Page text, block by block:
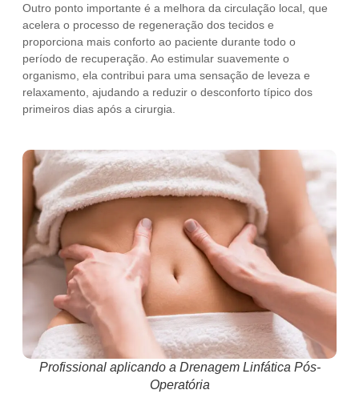
Outro ponto importante é a melhora da circulação local, que
acelera o processo de regeneração dos tecidos e
proporciona mais conforto ao paciente durante todo o
período de recuperação. Ao estimular suavemente o
organismo, ela contribui para uma sensação de leveza e
relaxamento, ajudando a reduzir o desconforto típico dos
primeiros dias após a cirurgia.
Profissional aplicando a Drenagem Linfática Pós-
Operatória